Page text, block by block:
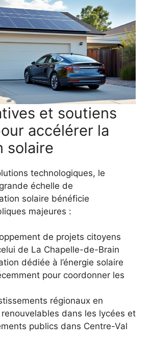
et soutiens
accélérer la
solaire
technologiques, le
échelle de
solaire bénéficie
majeures :
de projets citoyens
de La Chapelle-de-Brain
dédiée à l’énergie solaire
pour coordonner les
régionaux en
dans les lycées et
publics dans Centre-Val